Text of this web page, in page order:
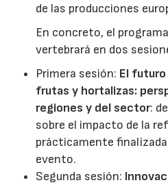
de las producciones
En concreto, el
vertebrará en dos
Primera sesión: El futuro
frutas y hortalizas:
regiones y del sector:
sobre el impacto de la
prácticamente
evento.
Segunda sesión: